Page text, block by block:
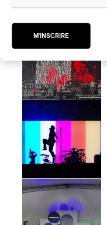
M'INSCRIRE